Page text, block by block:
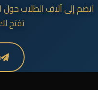
انضم إلى آلاف الطلاب
تفتح